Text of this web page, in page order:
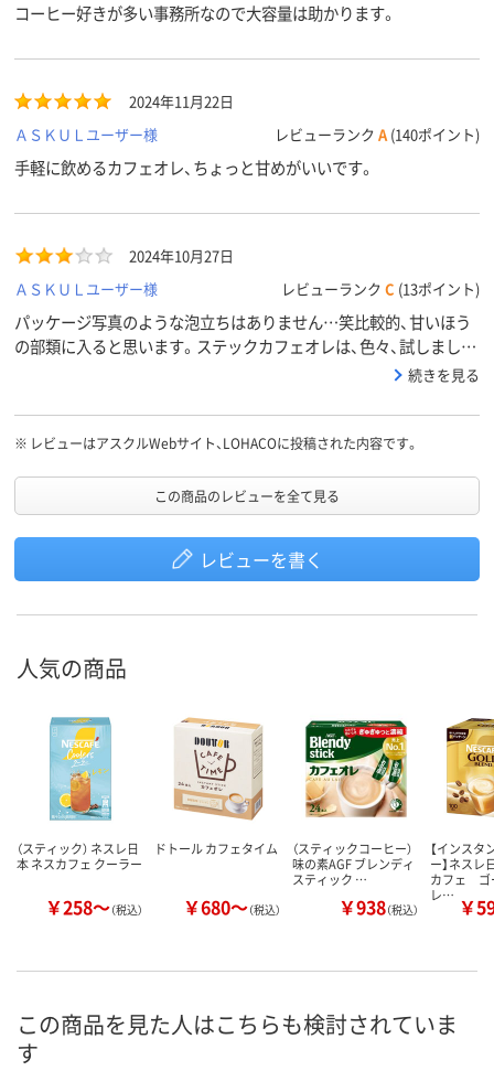
コーヒー好きが多い事務所なので大容量は助かります。
2024年11月22日
ＡＳＫＵＬユーザー様
レビューランク A (140ポイント)
手軽に飲めるカフェオレ、ちょっと甘めがいいです。
2024年10月27日
ＡＳＫＵＬユーザー様
レビューランク C (13ポイント)
パッケージ写真のような泡立ちはありません…笑比較的、甘いほう
の部類に入ると思います。ステックカフェオレは、色々、試しました
が私は、これにはまってしまい、これしか買いません。しかし…今年
400円以上も値上がりしていたので他で購入します。残念です…。
続きを見る
※ レビューはアスクルWebサイト、LOHACOに投稿された内容です。
この商品のレビューを全て見る
レビューを書く
人気の商品
（スティック） ネスレ日
本 ネスカフェ クーラー
￥258～（税込）
ドトール カフェタイム
￥680～（税込）
（スティックコーヒー）
味の素AGF ブレンディ
スティック …
￥938（税込）
【インスタ
ー】ネス
カフェ ゴ
レ… ￥
この商品を見た人はこちらも検討されていま
す